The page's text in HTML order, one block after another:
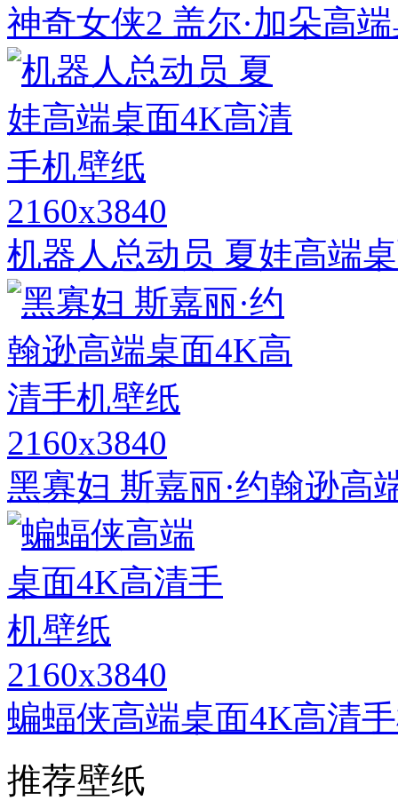
神奇女侠2 盖尔·加朵高
2160x3840
机器人总动员 夏娃高端
2160x3840
黑寡妇 斯嘉丽·约翰逊高
2160x3840
蝙蝠侠高端桌面4K高清
推荐壁纸